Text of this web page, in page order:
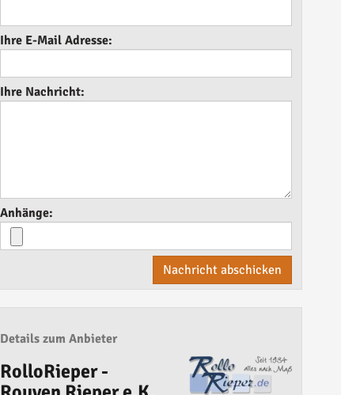
Ihre E-Mail Adresse:
Ihre Nachricht:
Anhänge:
Nachricht abschicken
Details zum Anbieter
RolloRieper -